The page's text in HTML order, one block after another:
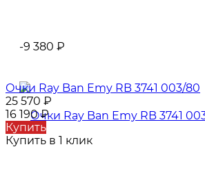
-9 380 ₽
Очки Ray Ban Emy RB 3741 003/80
25 570 ₽
16 190₽
Купить
Купить в 1 клик